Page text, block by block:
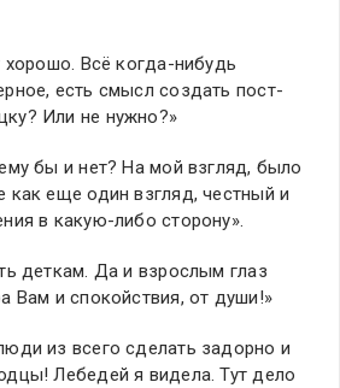
хорошо. Всё когда-нибудь
есть смысл создать пост-
Или не нужно?»
бы и нет? На мой взгляд, было
как еще один взгляд, честный и
в какую-либо сторону».
деткам. Да и взрослым глаз
Вам и спокойствия, от души!»
из всего сделать задорно и
Лебедей я видела. Тут дело